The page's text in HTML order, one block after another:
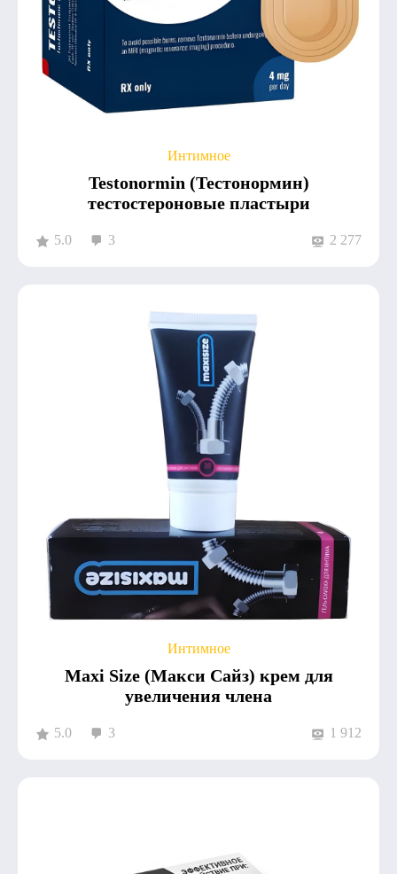
Интимное
Testonormin (Тестонормин)
тестостероновые пластыри
5.0 3 2 277
Интимное
Maxi Size (Макси Сайз) крем для
увеличения члена
5.0 3 1 912